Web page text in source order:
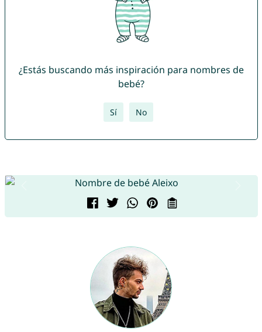
¿Estás buscando más inspiración para nombres de
bebé?
Sí No